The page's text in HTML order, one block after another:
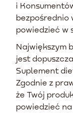
i
bezpośrednio
powiedzieć w
Największym
jest
Suplement
Zgodnie z
że Twój
powiedzieć